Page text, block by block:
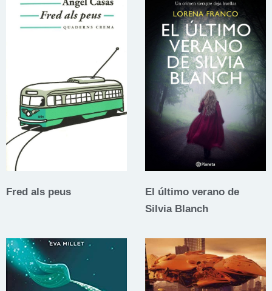
Fred als peus
El último verano de
Silvia Blanch